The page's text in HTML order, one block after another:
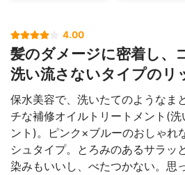
4.00
髪のダメージに密着し、
洗い流さないタイプのリ
保水美容で、洗いたてのようなま
チな補修オイルトリートメント(洗
ント)。ピンク×ブルーのおしゃれ
シュタイプ。とろみのあるサラッ
染みもいいし、べたつかない。思